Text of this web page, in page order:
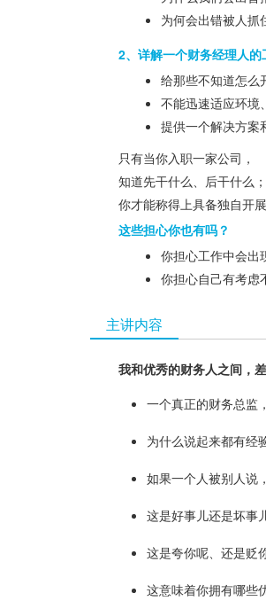
为何会出错被人抓
2、详解一个财务经理人的
给那些不知道怎么
不能迅速适应环境
提供一个解决方案
只有当你入职一家公司，
知道先干什么、后干什么
你才能称得上具备独自开
这些担心你也有吗？
你担心工作中会出
你担心自己有考虑
主讲内容
我和优秀的财务人之间，
一个真正的财务总监
为什么说起来都有经
如果一个人被别人说
这是好事儿还是坏事
这是夸你呢、还是贬
这意味着你拥有哪些